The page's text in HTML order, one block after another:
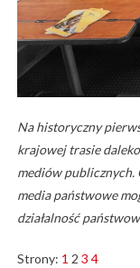
Na historyczny
krajowej trasie
mediów publicznych.
media państwowe
działalność
Strony: 1 2 3 4